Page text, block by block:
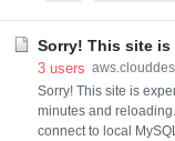
Sorry! This site
3 users
Sorry! This site is
minutes and
connect to local